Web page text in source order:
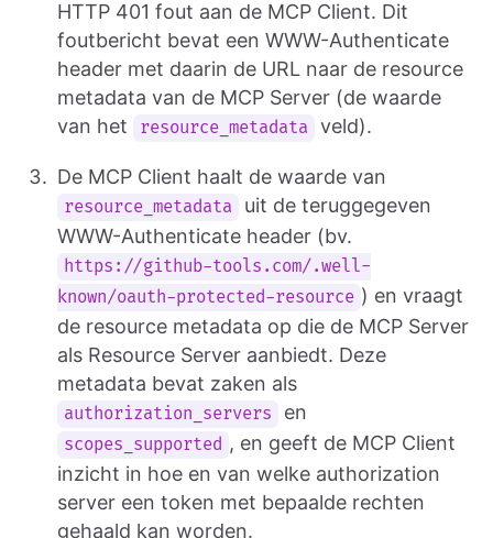
HTTP 401 fout aan de MCP Client. Dit
foutbericht bevat een WWW-Authenticate
header met daarin de URL naar de resource
metadata van de MCP Server (de waarde
van het
resource_metadata veld).
De MCP Client haalt de waarde van
resource_metadata
uit de teruggegeven
WWW-Authenticate header (bv.
https://github-tools.com/.well-
known/oauth-protected-resource ) en vraagt
de resource metadata op die de MCP Server
als Resource Server aanbiedt. Deze
metadata bevat zaken als
authorization_servers en
scopes_supported , en geeft de MCP Client
inzicht in hoe en van welke authorization
server een token met bepaalde rechten
gehaald kan worden.